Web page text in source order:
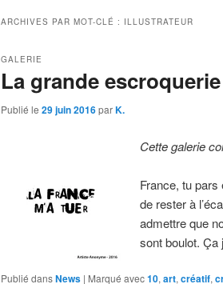
ARCHIVES PAR MOT-CLÉ : ILLUSTRATEUR
La grande
GALERIE
Publié le 29 juin 2016parK.
Cette galerie
France, tu
de rester à
admettre que
sont boulot.
Publié dansNews | Marqué avec10, art, créatif,